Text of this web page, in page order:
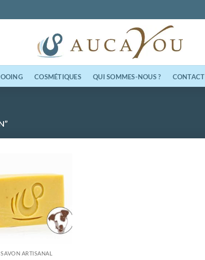
COSMÉTIQUES QUI SOMMES-NOUS ? CONTACT
SAVON ARTISANAL